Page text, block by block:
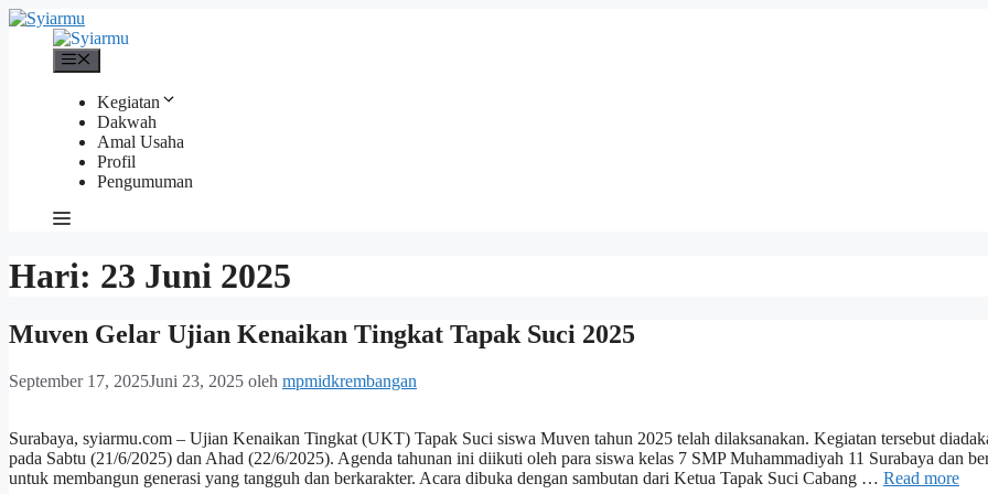
Langsung
Kegiatan
Dakwah
Amal Usaha
Profil
Pengumuman
Hari: 23 Juni 2025
Muven Gelar Ujian Kenaikan Tingkat Tapak Suci 2025
September 17, 2025Juni 23, 2025 oleh mpmidkrembangan
Surabaya, syiarmu.com – Ujian Kenaikan Tingkat (UKT) Tapak Suci siswa Muven tahun 2025 telah dilaksanakan. Kegiatan tersebut
pada Sabtu (21/6/2025) dan Ahad (22/6/2025). Agenda tahunan ini diikuti oleh para siswa kelas 7 SMP Muhammadiyah 11 Surabaya dan
untuk membangun generasi yang tangguh dan berkarakter. Acara dibuka dengan sambutan dari Ketua Tapak Suci Cabang … Read more